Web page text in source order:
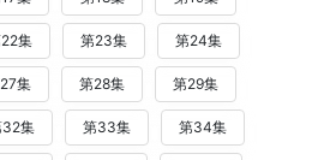
集 第23集 第24集
集 第28集 第29集
32集 第33集 第34集